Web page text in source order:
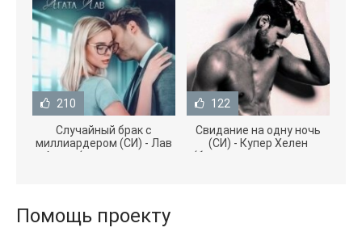
210
Случайный брак с
миллиардером (СИ) - Лав
Агата (полная версия
122
Свидание на одну ночь
(СИ) - Купер Хелен
(бесплатные серии книг
Помощь проекту